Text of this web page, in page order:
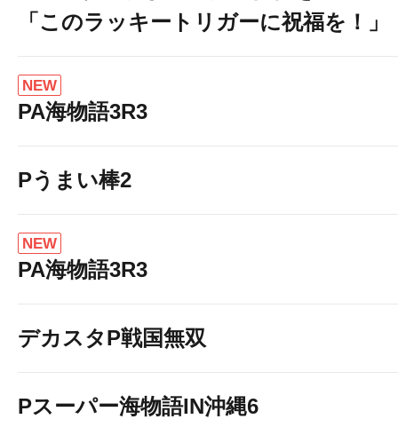
「このラッキートリガーに祝福を！」
NEW
PA海物語3R3
Pうまい棒2
NEW
PA海物語3R3
デカスタP戦国無双
Pスーパー海物語IN沖縄6